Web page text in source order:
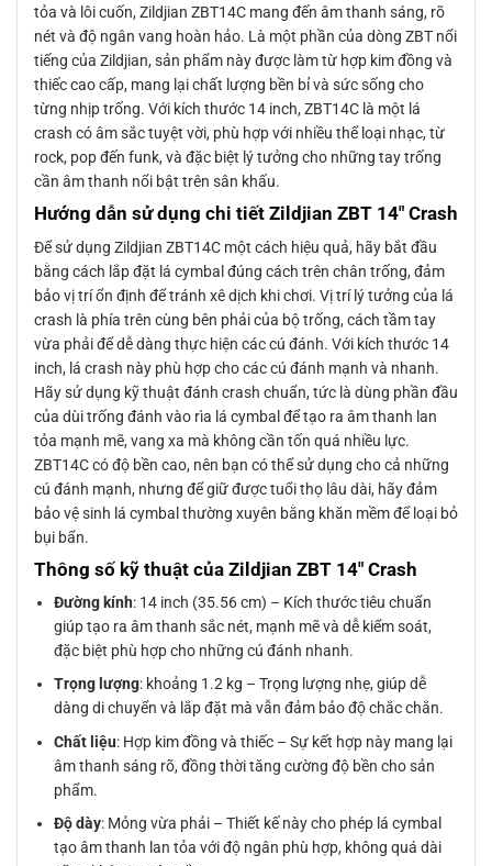
tỏa và lôi cuốn, Zildjian ZBT14C mang đến âm thanh sáng, rõ
nét và độ ngân vang hoàn hảo. Là một phần của dòng ZBT nổi
tiếng của Zildjian, sản phẩm này được làm từ hợp kim đồng và
thiếc cao cấp, mang lại chất lượng bền bỉ và sức sống cho
từng nhịp trống. Với kích thước 14 inch, ZBT14C là một lá
crash có âm sắc tuyệt vời, phù hợp với nhiều thể loại nhạc, từ
rock, pop đến funk, và đặc biệt lý tưởng cho những tay trống
cần âm thanh nổi bật trên sân khấu.
Hướng dẫn sử dụng chi tiết Zildjian ZBT 14″ Crash
Để sử dụng Zildjian ZBT14C một cách hiệu quả, hãy bắt đầu
bằng cách lắp đặt lá cymbal đúng cách trên chân trống, đảm
bảo vị trí ổn định để tránh xê dịch khi chơi. Vị trí lý tưởng của lá
crash là phía trên cùng bên phải của bộ trống, cách tầm tay
vừa phải để dễ dàng thực hiện các cú đánh. Với kích thước 14
inch, lá crash này phù hợp cho các cú đánh mạnh và nhanh.
Hãy sử dụng kỹ thuật đánh crash chuẩn, tức là dùng phần đầu
của dùi trống đánh vào rìa lá cymbal để tạo ra âm thanh lan
tỏa mạnh mẽ, vang xa mà không cần tốn quá nhiều lực.
ZBT14C có độ bền cao, nên bạn có thể sử dụng cho cả những
cú đánh mạnh, nhưng để giữ được tuổi thọ lâu dài, hãy đảm
bảo vệ sinh lá cymbal thường xuyên bằng khăn mềm để loại bỏ
bụi bẩn.
Thông số kỹ thuật của Zildjian ZBT 14″ Crash
Đường kính: 14 inch (35.56 cm) – Kích thước tiêu chuẩn
giúp tạo ra âm thanh sắc nét, mạnh mẽ và dễ kiểm soát,
đặc biệt phù hợp cho những cú đánh nhanh.
Trọng lượng: khoảng 1.2 kg – Trọng lượng nhẹ, giúp dễ
dàng di chuyển và lắp đặt mà vẫn đảm bảo độ chắc chắn.
Chất liệu: Hợp kim đồng và thiếc – Sự kết hợp này mang lại
âm thanh sáng rõ, đồng thời tăng cường độ bền cho sản
phẩm.
Độ dày: Mỏng vừa phải – Thiết kế này cho phép lá cymbal
tạo âm thanh lan tỏa với độ ngân phù hợp, không quá dài